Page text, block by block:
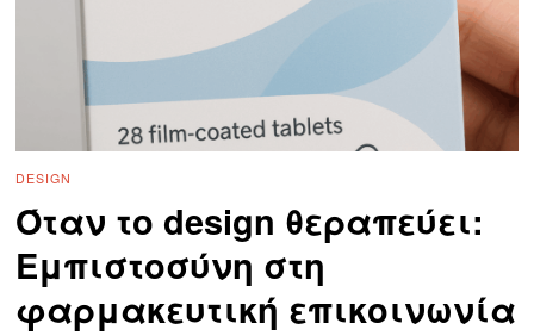
DESIGN
Όταν το design θεραπεύει:
Εμπιστοσύνη στη
φαρμακευτική επικοινωνία